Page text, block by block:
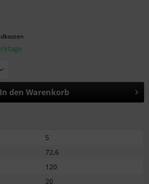
In den Warenkorb
5
72,6
120
20